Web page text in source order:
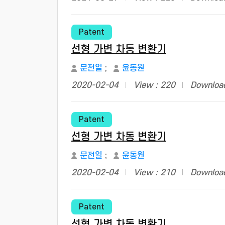
Patent
선형 가변 차동 변환기
문전일 ;
윤동원
2020-02-04
View : 220
Patent
선형 가변 차동 변환기
문전일 ;
윤동원
2020-02-04
View : 210
Patent